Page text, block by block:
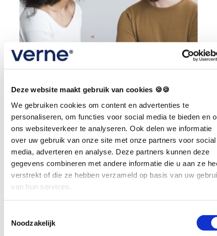
Deze website maakt gebruik van cookies 🍪🍪
We gebruiken cookies om content en advertenties te
personaliseren, om functies voor social media te bieden en
ons websiteverkeer te analyseren. Ook delen we informatie
over uw gebruik van onze site met onze partners voor social
media, adverteren en analyse. Deze partners kunnen deze
gegevens combineren met andere informatie die u aan ze
verstrekt of die ze hebben verzameld op basis van uw
van hun services.
Noodzakelijk
Je wil dat je praktijk
futureproof is